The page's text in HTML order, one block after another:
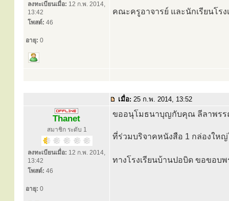
ลงทะเบียนเมื่อ: 12 ก.พ. 2014,
13:42
โพสต์: 46
อายุ: 0
คณะครูอาจารย์ และนักเรียนโ
เมื่อ: 25 ก.พ. 2014, 13:52
Thanet
สมาชิก ระดับ 1
ลงทะเบียนเมื่อ: 12 ก.พ. 2014,
13:42
โพสต์: 46
อายุ: 0
ขออนุโมธนาบุญกับคุณ ลีลาพรร
ที่ร่วมบริจาคหนังสือ 1 กล่องใหญ่
ทางโรงเรียนบ้านปอบิด ขอขอบ